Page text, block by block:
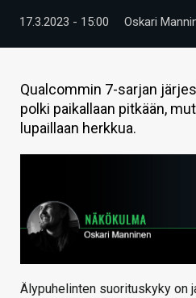
VAIHDA TEEMA
17.3.2023 - 15:00 Oskari
Qualcommin 7-sarjan
polki paikallaan pitkään,
lupaillaan herkkua.
Älypuhelinten suorituskyky on